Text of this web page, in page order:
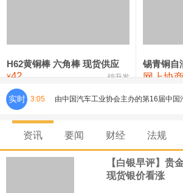
氯化镍 38,300—40,300
H62黄铜棒 六角棒 现货供应
¥42 锦升发
锡青铜自
网上协
实时 3:05 由中国汽车工业协会主办的第16届中国
论坛期间，中国汽车工业协会正式宣布
发展联席会"，并举行成立启动仪式。
资讯 要闻 财经 法规
【白银早评】贵
现货银价看涨